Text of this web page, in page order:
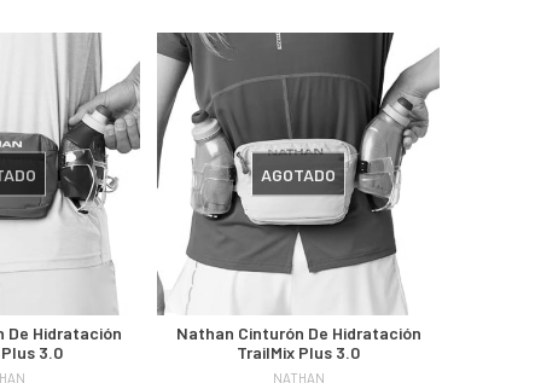
De Hidratación
3.0
AGOTADO
Nathan Cinturón De Hidratación
TrailMix Plus 3.0
NATHAN